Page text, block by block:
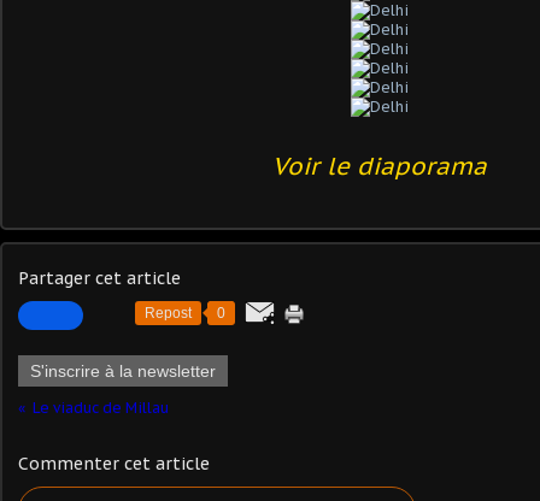
Voir le diaporama
Partager cet article
Repost 0
S'inscrire à la newsletter
Le viaduc de Millau
Commenter cet article